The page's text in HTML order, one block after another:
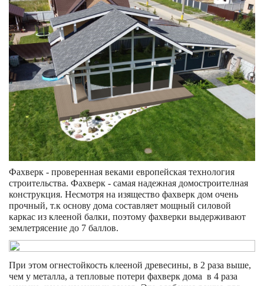
Фахверк - проверенная веками европейская технология
строительства. Фахверк - самая надежная домостроителная
конструкция. Несмотря на изящество фахверк дом очень
прочный, т.к основу дома составляет мощный силовой
каркас из клееной балки, поэтому фахверки выдерживают
землетрясение до 7 баллов.
При этом огнестойкость клееной древесины, в 2 раза выше,
чем у металла, а тепловые потери фахверк дома в 4 раза